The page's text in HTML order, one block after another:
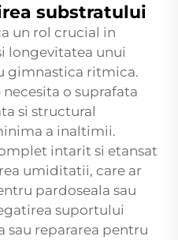
substratului
un rol crucial in
longevitatea unui
gimnastica ritmica.
o suprafata
si structural
a inaltimii.
intarit si etansat
umiditatii, care ar
pardoseala sau
suportului
sau repararea pentru